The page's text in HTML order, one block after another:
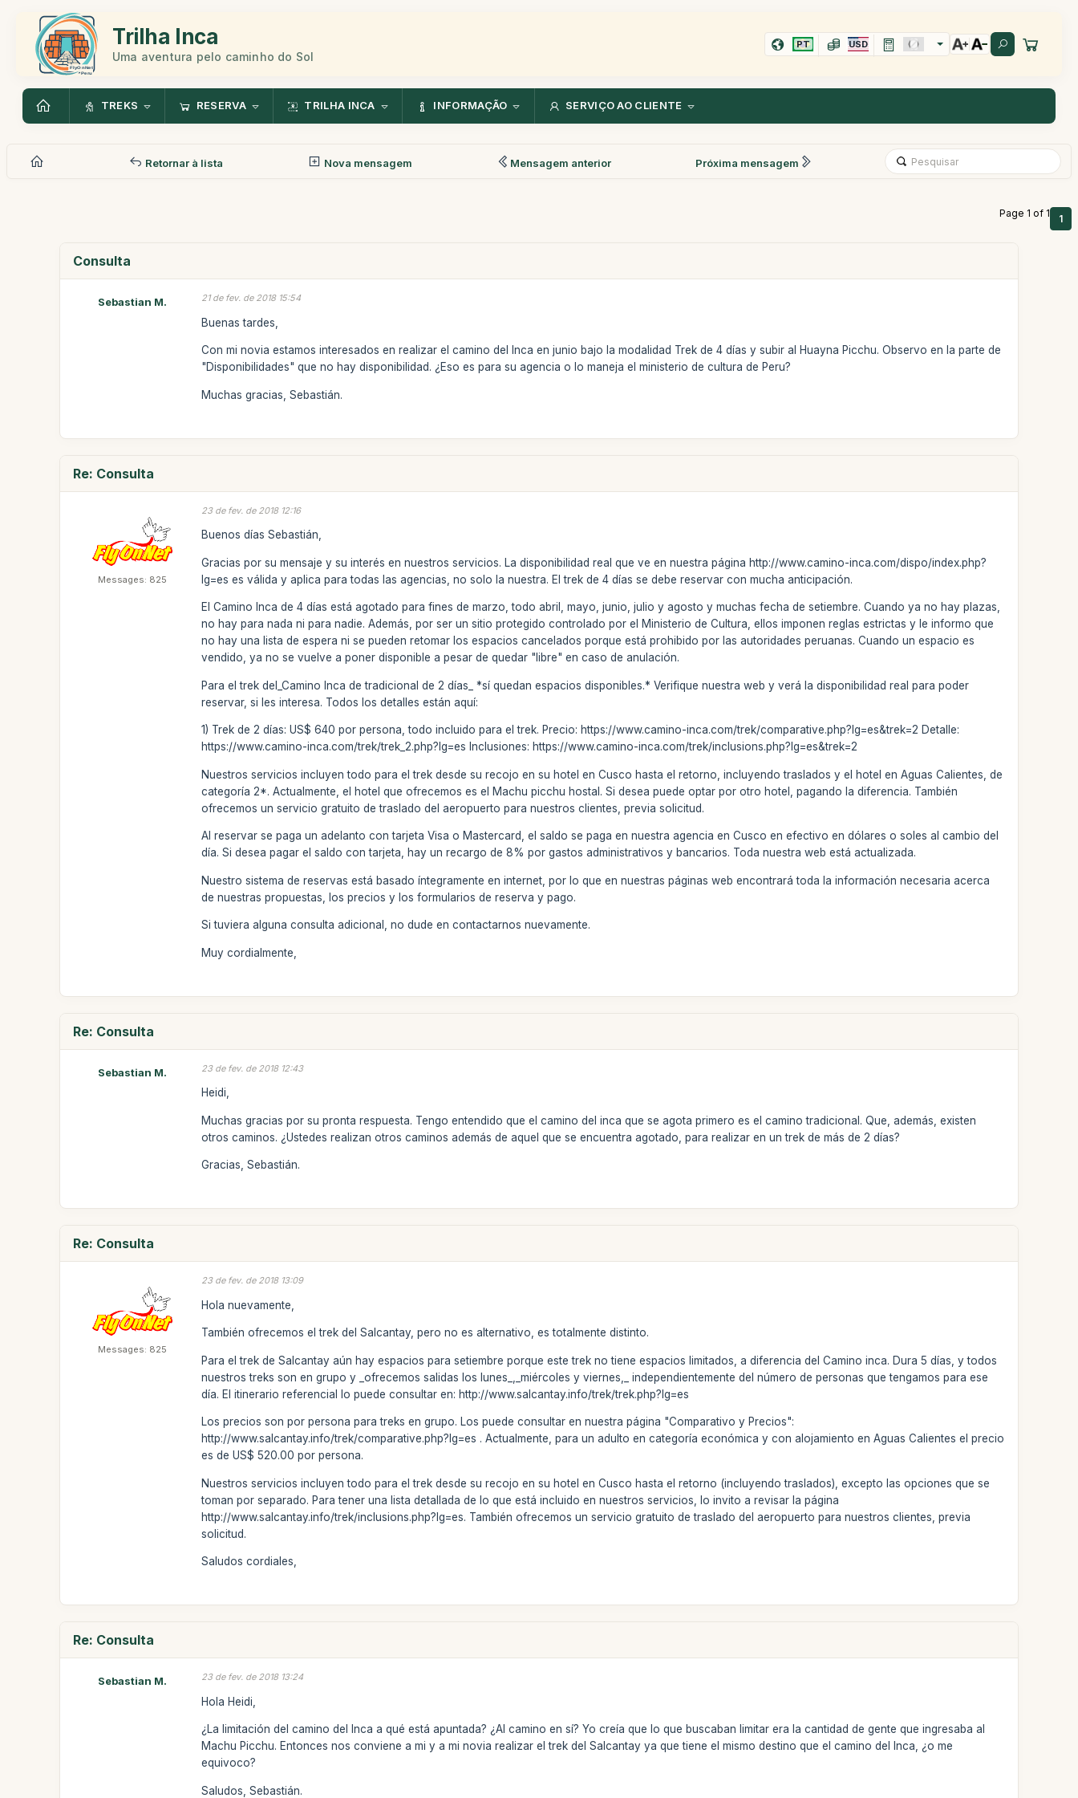
Trilha Inca
Uma aventura pelo caminho do Sol
PT USD
TREKS RESERVA TRILHA INCA INFORMAÇÃO SERVIÇO AO CLIENTE
Retornar à lista Nova mensagem Mensagem anterior Próxima mensagem
Page 1 of 1 1
Consulta
Sebastian M. 21 de fev. de 2018 15:54
Buenas tardes,
Con mi novia estamos interesados en realizar el camino del Inca en junio bajo la modalidad Trek de 4 días y subir al Huayna Picchu. Observo en la parte de
"Disponibilidades" que no hay disponibilidad. ¿Eso es para su agencia o lo maneja el ministerio de cultura de Peru?
Muchas gracias, Sebastián.
Re: Consulta
Messages: 825
23 de fev. de 2018 12:16
Buenos días Sebastián,
Gracias por su mensaje y su interés en nuestros servicios. La disponibilidad real que ve en nuestra página http://www.camino-inca.com/dispo/index.php?
lg=es es válida y aplica para todas las agencias, no solo la nuestra. El trek de 4 días se debe reservar con mucha anticipación.
El Camino Inca de 4 días está agotado para fines de marzo, todo abril, mayo, junio, julio y agosto y muchas fecha de setiembre. Cuando ya no hay plazas,
no hay para nada ni para nadie. Además, por ser un sitio protegido controlado por el Ministerio de Cultura, ellos imponen reglas estrictas y le informo que
no hay una lista de espera ni se pueden retomar los espacios cancelados porque está prohibido por las autoridades peruanas. Cuando un espacio es
vendido, ya no se vuelve a poner disponible a pesar de quedar "libre" en caso de anulación.
Para el trek del_Camino Inca de tradicional de 2 días_ *sí quedan espacios disponibles.* Verifique nuestra web y verá la disponibilidad real para poder
reservar, si les interesa. Todos los detalles están aquí:
1) Trek de 2 días: US$ 640 por persona, todo incluido para el trek. Precio: https://www.camino-inca.com/trek/comparative.php?lg=es&trek=2 Detalle:
https://www.camino-inca.com/trek/trek_2.php?lg=es Inclusiones: https://www.camino-inca.com/trek/inclusions.php?lg=es&trek=2
Nuestros servicios incluyen todo para el trek desde su recojo en su hotel en Cusco hasta el retorno, incluyendo traslados y el hotel en Aguas Calientes, de
categoría 2*. Actualmente, el hotel que ofrecemos es el Machu picchu hostal. Si desea puede optar por otro hotel, pagando la diferencia. También
ofrecemos un servicio gratuito de traslado del aeropuerto para nuestros clientes, previa solicitud.
Al reservar se paga un adelanto con tarjeta Visa o Mastercard, el saldo se paga en nuestra agencia en Cusco en efectivo en dólares o soles al cambio del
día. Si desea pagar el saldo con tarjeta, hay un recargo de 8% por gastos administrativos y bancarios. Toda nuestra web está actualizada.
Nuestro sistema de reservas está basado íntegramente en internet, por lo que en nuestras páginas web encontrará toda la información necesaria acerca
de nuestras propuestas, los precios y los formularios de reserva y pago.
Si tuviera alguna consulta adicional, no dude en contactarnos nuevamente.
Muy cordialmente,
Re: Consulta
Sebastian M. 23 de fev. de 2018 12:43
Heidi,
Muchas gracias por su pronta respuesta. Tengo entendido que el camino del inca que se agota primero es el camino tradicional. Que, además, existen
otros caminos. ¿Ustedes realizan otros caminos además de aquel que se encuentra agotado, para realizar en un trek de más de 2 días?
Gracias, Sebastián.
Re: Consulta
Messages: 825
23 de fev. de 2018 13:09
Hola nuevamente,
También ofrecemos el trek del Salcantay, pero no es alternativo, es totalmente distinto.
Para el trek de Salcantay aún hay espacios para setiembre porque este trek no tiene espacios limitados, a diferencia del Camino inca. Dura 5 días, y todos
nuestros treks son en grupo y _ofrecemos salidas los lunes_,_miércoles y viernes,_ independientemente del número de personas que tengamos para ese
día. El itinerario referencial lo puede consultar en: http://www.salcantay.info/trek/trek.php?lg=es
Los precios son por persona para treks en grupo. Los puede consultar en nuestra página "Comparativo y Precios":
http://www.salcantay.info/trek/comparative.php?lg=es . Actualmente, para un adulto en categoría económica y con alojamiento en Aguas Calientes el precio
es de US$ 520.00 por persona.
Nuestros servicios incluyen todo para el trek desde su recojo en su hotel en Cusco hasta el retorno (incluyendo traslados), excepto las opciones que se
toman por separado. Para tener una lista detallada de lo que está incluido en nuestros servicios, lo invito a revisar la página
http://www.salcantay.info/trek/inclusions.php?lg=es. También ofrecemos un servicio gratuito de traslado del aeropuerto para nuestros clientes, previa
solicitud.
Saludos cordiales,
Re: Consulta
Sebastian M. 23 de fev. de 2018 13:24
Hola Heidi,
¿La limitación del camino del Inca a qué está apuntada? ¿Al camino en sí? Yo creía que lo que buscaban limitar era la cantidad de gente que ingresaba al
Machu Picchu. Entonces nos conviene a mi y a mi novia realizar el trek del Salcantay ya que tiene el mismo destino que el camino del Inca, ¿o me
equivoco?
Saludos, Sebastián.